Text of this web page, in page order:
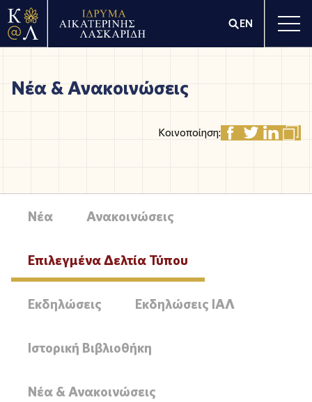
EN
Νέα & Ανακοινώσεις
Κοινοποίηση:
Νέα Ανακοινώσεις
Επιλεγμένα Δελτία Τύπου
Εκδηλώσεις Εκδηλώσεις ΙΑΛ
Ιστορική Βιβλιοθήκη
Νέα & Ανακοινώσεις